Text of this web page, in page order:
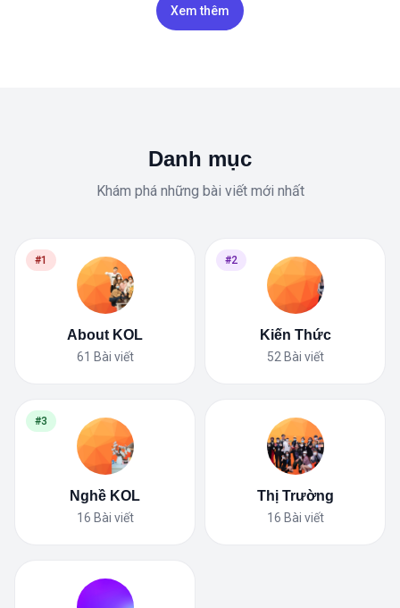
Xem thêm
Danh mục
Khám phá những bài viết mới nhất
#1
About KOL
61 Bài viết
#2
Kiến Thức
52 Bài viết
#3
Nghề KOL
16 Bài viết
Thị Trường
16 Bài viết